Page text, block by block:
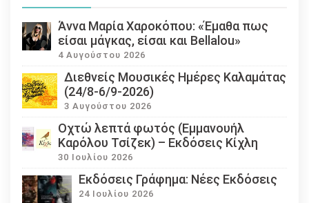
Άννα Μαρία Χαροκόπου: «Έμαθα πως
είσαι μάγκας, είσαι και Bellalou»
4 Αυγούστου 2026
Διεθνείς Μουσικές Ημέρες Καλαμάτας
(24/8-6/9-2026)
3 Αυγούστου 2026
Οχτώ λεπτά φωτός (Εμμανουήλ
Καρόλου Τσίζεκ) – Εκδόσεις Κίχλη
30 Ιουλίου 2026
Εκδόσεις Γράφημα: Νέες Εκδόσεις
24 Ιουλίου 2026